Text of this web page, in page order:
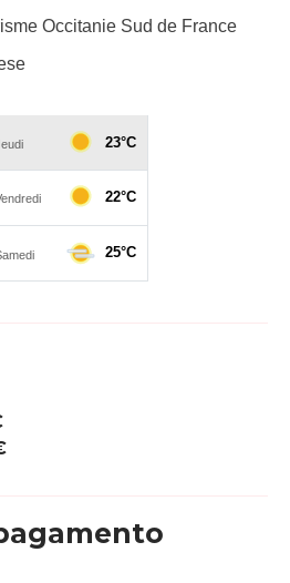
Occitanie Sud de France